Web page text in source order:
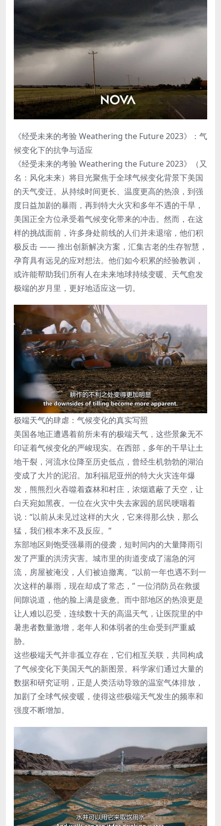
《经受未来的考验 Weathering the Future 2023》：气
候变化下的抗争与适应
《经受未来的考验 Weathering the Future 2023》（又
名：风化未来）将目光聚焦于全球气候变化背景下美国
的天气变迁。从持续时间更长、温度更高的热浪，到强
度日益加剧的暴雨，再到特大火灾和多年不遇的干旱，
美国正全方位承受着气候变化带来的冲击。然而，在这
样的挑战面前，许多身处前线的人们并未退缩，他们积
极反击 —— 推出创新解决方案，汇集古老的生存智慧，
孕育具有远见的应对想法。他们如今积累的经验教训，
或许能帮助我们所有人在未来地球持续变暖、天气愈发
极端的岁月里，更好地适应这一切。
极端天气的肆虐：气候变化的真实写照
美国各地正遭遇着前所未有的极端天气，这些景象无不
印证着气候变化的严峻现实。在西部，多年的干旱让土
地干裂，河流水位降至历史低点，曾经生机勃勃的湖泊
变成了大片的泥沼。加利福尼亚州的特大火灾连年爆
发，熊熊烈火吞噬着森林和村庄，浓烟遮蔽了天空，让
白天宛如黑夜。一位在火灾中失去家园的居民哽咽着
说：“以前从未见过这样的大火，它来得那么快，那么
猛，我们根本来不及反应。”
东部地区则饱受强暴雨的侵袭，短时间内的大量降雨引
发了严重的洪涝灾害。城市里的街道变成了湍急的河
流，房屋被淹没，人们被迫撤离。“以前一年也遇不到一
次这样的暴雨，现在却成了常态，” 一位消防员在救援
间隙说道，他的脸上满是疲惫。而中部地区的热浪更是
让人难以忍受，连续数十天的高温天气，让医院里的中
暑患者数量激增，老年人和体弱者的生命受到严重威
胁。
这些极端天气并非孤立存在，它们相互关联，共同构成
了气候变化下美国天气的新图景。科学家们通过大量的
数据和研究证明，正是人类活动导致的温室气体排放，
加剧了全球气候变暖，使得这些极端天气发生的频率和
强度不断增加。